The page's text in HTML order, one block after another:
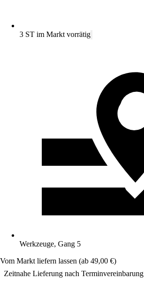
3 ST im Markt vorrätig
Werkzeuge, Gang 5
Vom Markt liefern lassen (ab 49,00 €)
Zeitnahe Lieferung nach Terminvereinbarung